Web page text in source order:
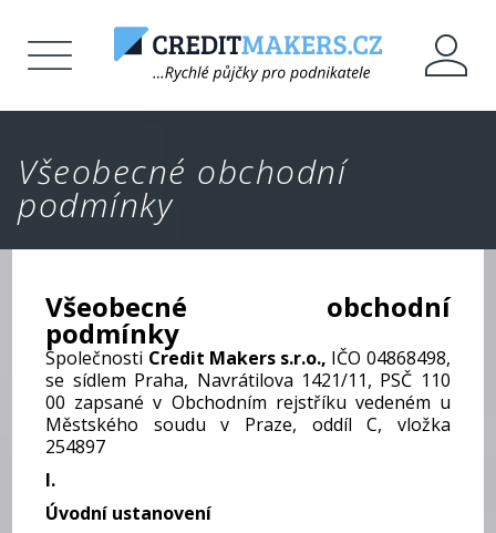
Všeobecné obchodní
podmínky
Všeobecné obchodní
podmínky
Společnosti Credit Makers s.r.o., IČO 04868498,
se sídlem Praha, Navrátilova 1421/11, PSČ 110
00 zapsané v Obchodním rejstříku vedeném u
Městského soudu v Praze, oddíl C, vložka
254897
I.
Úvodní ustanovení